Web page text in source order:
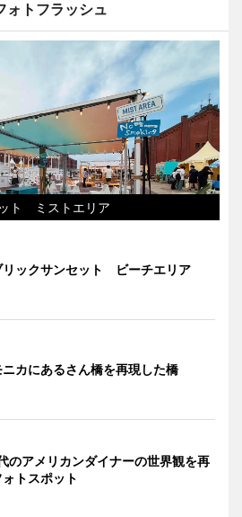
ォトフラッシュ
ト ミストエリア
リックサンセット ビーチエリア
カにあるさん橋を再現した橋
のアメリカンダイナーの世界観を再
トスポット